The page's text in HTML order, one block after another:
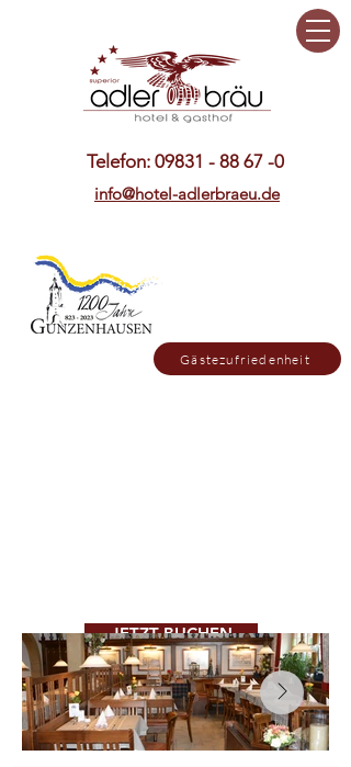
Telefon: 09831 - 88 67 -0
info@hotel-adlerbraeu.de
Gästezufriedenheit
JETZT BUCHEN